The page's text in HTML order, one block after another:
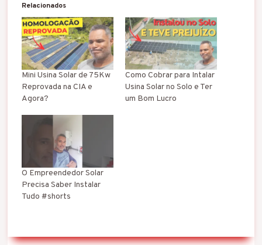
Relacionados
Mini Usina Solar de 75Kw
Reprovada na CIA e
Agora?
Como Cobrar para Intalar
Usina Solar no Solo e Ter
um Bom Lucro
O Empreendedor Solar
Precisa Saber Instalar
Tudo #shorts